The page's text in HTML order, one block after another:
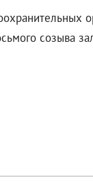
созыва